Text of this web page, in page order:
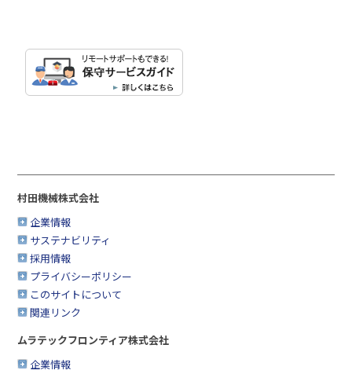
村田機械株式会社
企業情報
サステナビリティ
採用情報
プライバシーポリシー
このサイトについて
関連リンク
ムラテックフロンティア株式会社
企業情報